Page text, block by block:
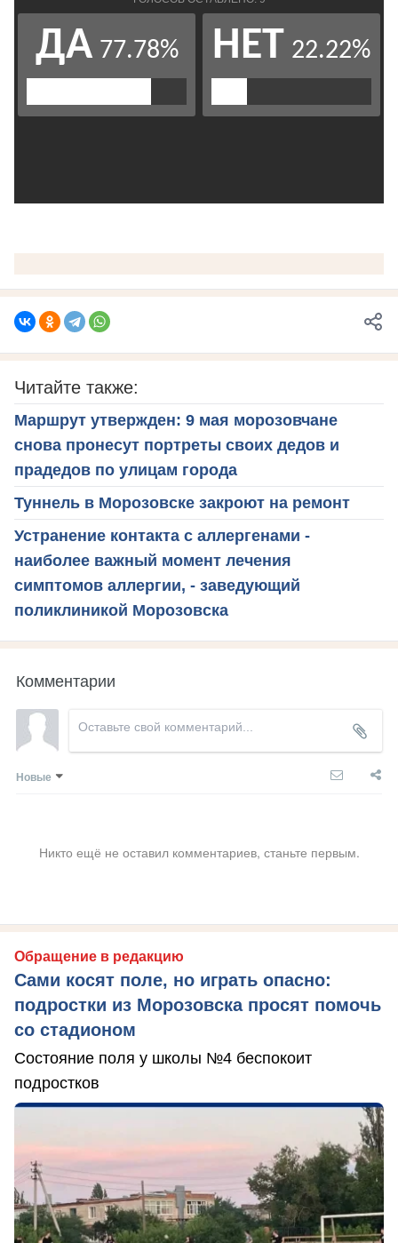
Читайте также:
Маршрут утвержден: 9 мая морозовчане
снова пронесут портреты своих дедов и
прадедов по улицам города
Туннель в Морозовске закроют на ремонт
Устранение контакта с аллергенами -
наиболее важный момент лечения
симптомов аллергии, - заведующий
поликлиникой Морозовска
Комментарии
Новые
Никто ещё не оставил комментариев, станьте первым.
Обращение в редакцию
Сами косят поле, но играть опасно:
подростки из Морозовска просят помочь
со стадионом
Состояние поля у школы №4 беспокоит
подростков